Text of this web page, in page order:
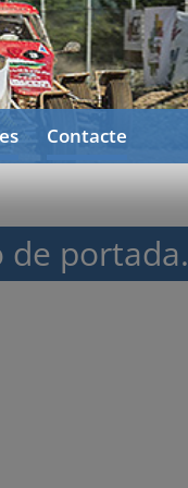
Contacte
de portada.